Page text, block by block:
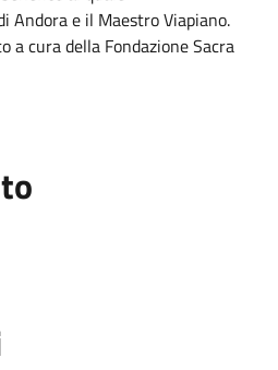
Andora e il Maestro Viapiano.
a cura della Fondazione Sacra